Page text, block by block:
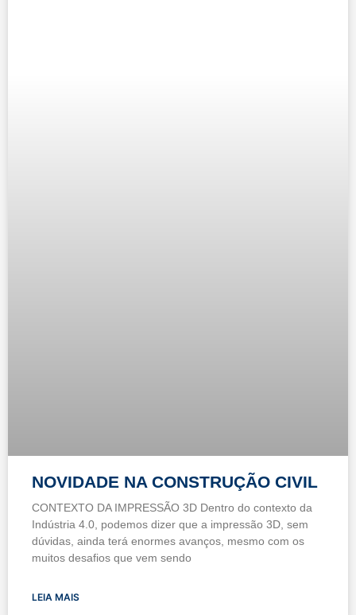
NOVIDADE NA CONSTRUÇÃO CIVIL
CONTEXTO DA IMPRESSÃO 3D Dentro do contexto da
Indústria 4.0, podemos dizer que a impressão 3D, sem
dúvidas, ainda terá enormes avanços, mesmo com os
muitos desafios que vem sendo
LEIA MAIS